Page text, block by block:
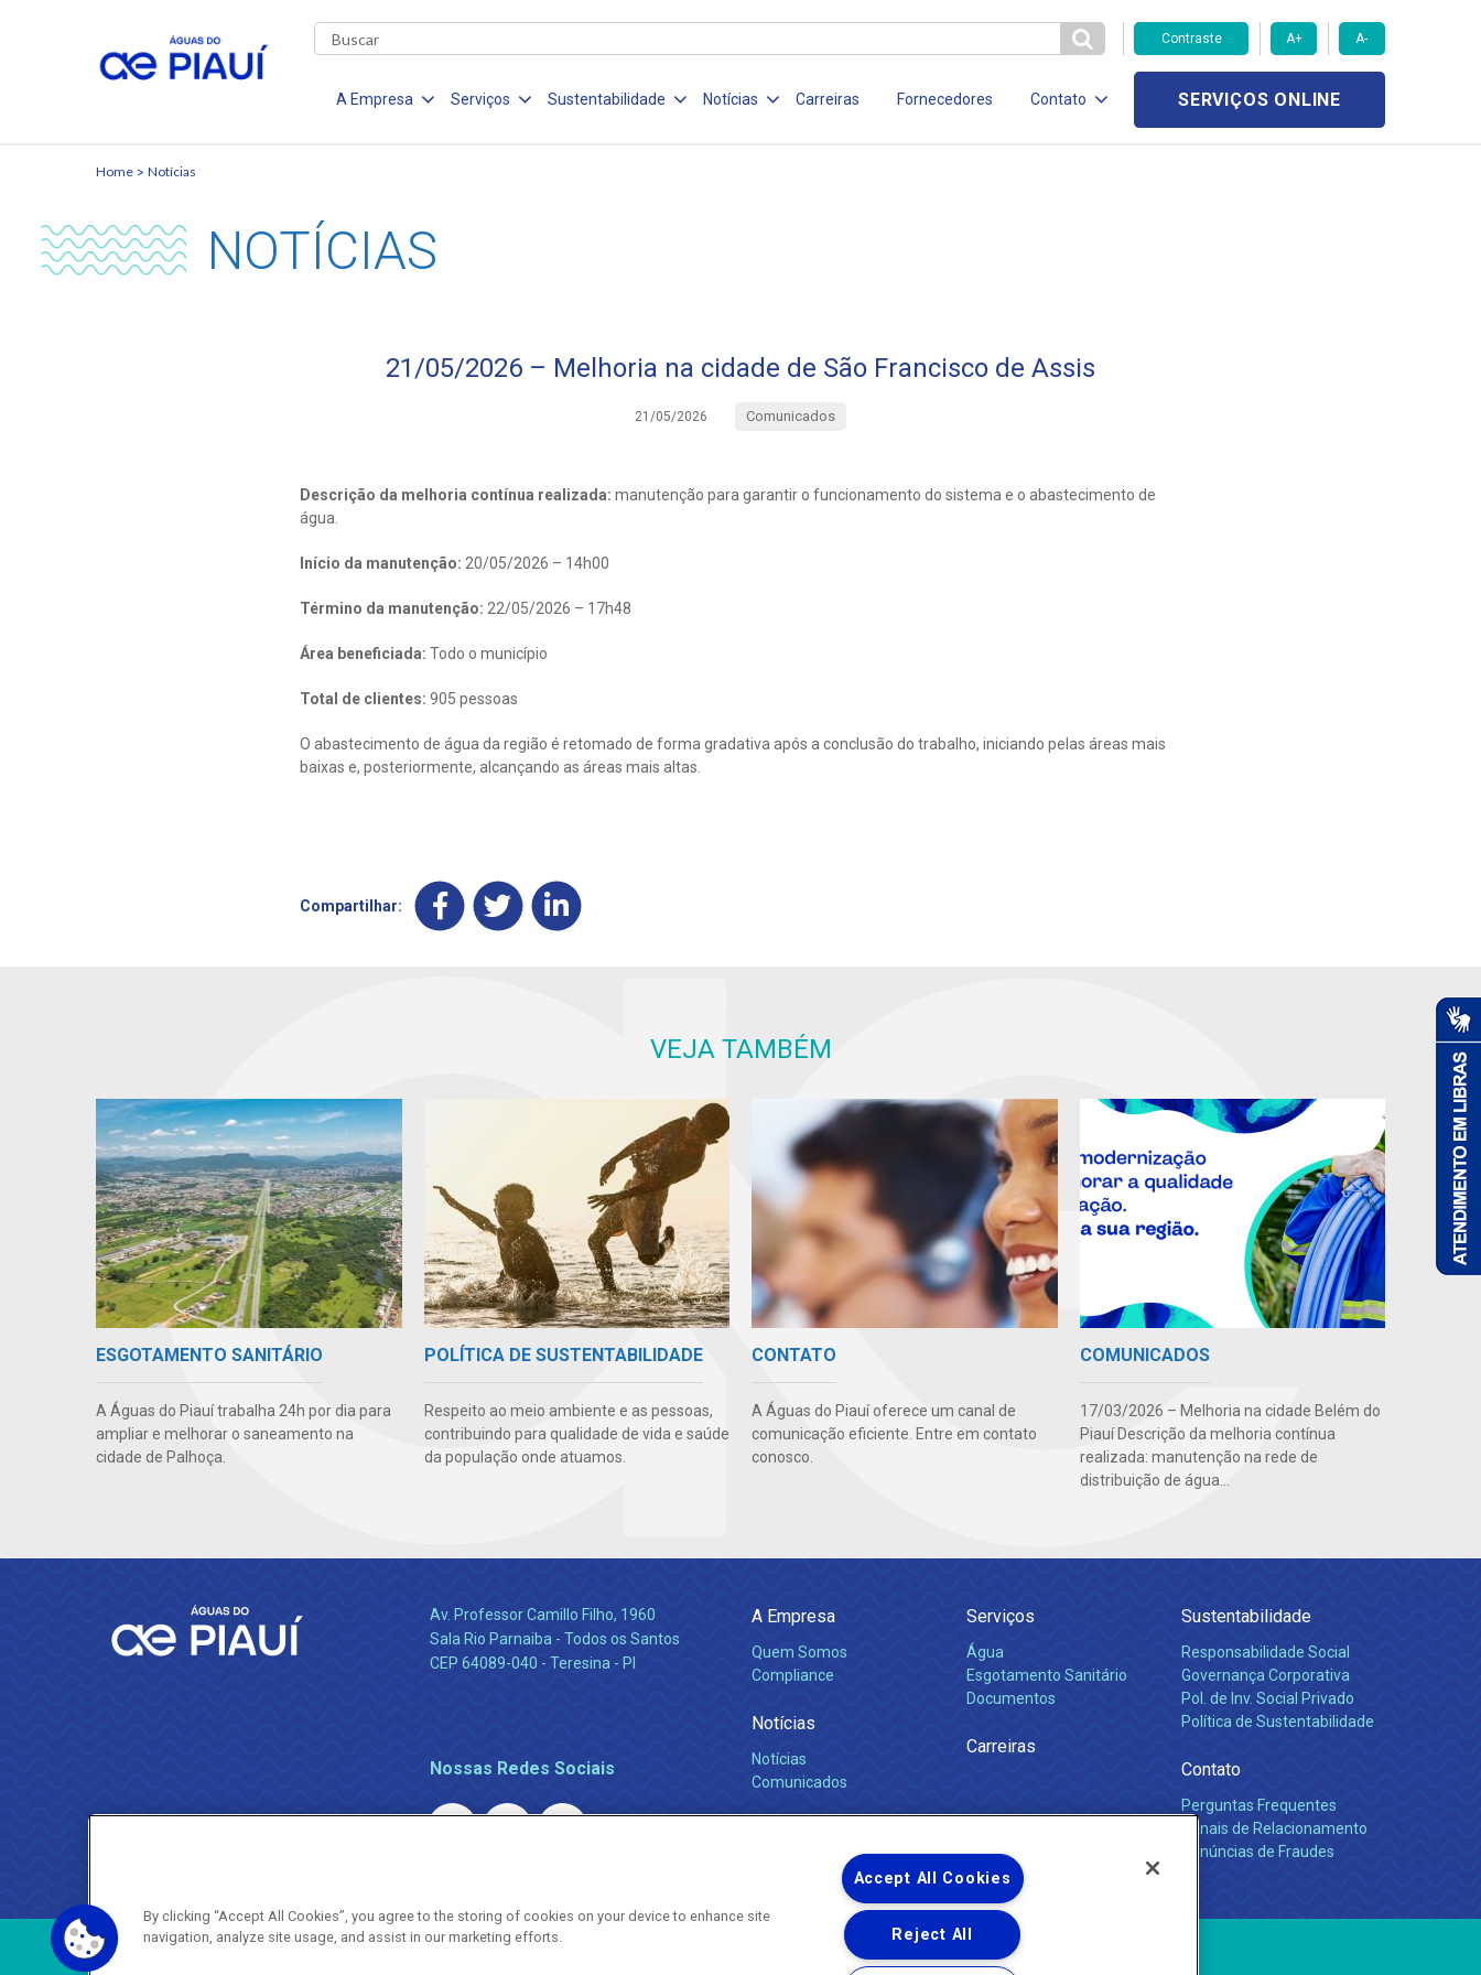
Contraste A+ A-
A Empresa Serviços Sustentabilidade Notícias Carreiras Fornecedores Contato SERVIÇOS ONLINE
Home Notícias
NOTÍCIAS
21/05/2026 – Melhoria na cidade de São Francisco de Assis
21/05/2026 Comunicados
Descrição da melhoria contínua realizada: manutenção para garantir o funcionamento do sistema e o abastecimento de
água.
Início da manutenção: 20/05/2026 – 14h00
Término da manutenção: 22/05/2026 – 17h48
Área beneficiada: Todo o município
Total de clientes: 905 pessoas
O abastecimento de água da região é retomado de forma gradativa após a conclusão do trabalho, iniciando pelas áreas mais
baixas e, posteriormente, alcançando as áreas mais altas.
Compartilhar:
VEJA TAMBÉM
ESGOTAMENTO SANITÁRIO
A Águas do Piauí trabalha 24h por dia para
ampliar e melhorar o saneamento na
cidade de Palhoça.
POLÍTICA DE SUSTENTABILIDADE
Respeito ao meio ambiente e as pessoas,
contribuindo para qualidade de vida e saúde
da população onde atuamos.
CONTATO
A Águas do Piauí oferece um canal de
comunicação eficiente. Entre em contato
conosco.
COMUNICADOS
17/03/2026 – Melhoria na cidade Belém do
Piauí Descrição da melhoria contínua
realizada: manutenção na rede de
distribuição de água...
Av. Professor Camillo Filho, 1960
Sala Rio Parnaiba - Todos os Santos
CEP 64089-040 - Teresina - PI
Nossas Redes Sociais
A Empresa
Quem Somos
Compliance
Notícias
Notícias
Comunicados
Serviços
Água
Esgotamento Sanitário
Documentos
Carreiras
Sustentabilidade
Responsabilidade Social
Governança Corporativa
Pol. de Inv. Social Privado
Política de Sustentabilidade
Contato
Perguntas Frequentes
Canais de Relacionamento
Denúncias de Fraudes
Copyright ® 2026 - Todos os Direitos Reservados.
By clicking “Accept All Cookies”, you agree to the storing of cookies on your device to enhance site
navigation, analyze site usage, and assist in our marketing efforts.
Accept All Cookies
Reject All